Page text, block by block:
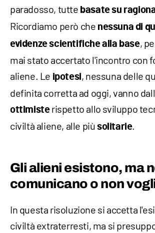
paradosso, tutte basate su
Ricordiamo però che nessuna di
evidenze scientifiche alla base,
mai stato accertato l'incontro con
aliene. Le ipotesi, nessuna delle
definita corretta ad oggi, vanno
ottimisterispetto allo sviluppo
civiltà aliene, alle piùsolitarie.
Gli alieni esistono, ma
comunicano o non
In questa risoluzione si accetta
civiltà extraterresti, ma si